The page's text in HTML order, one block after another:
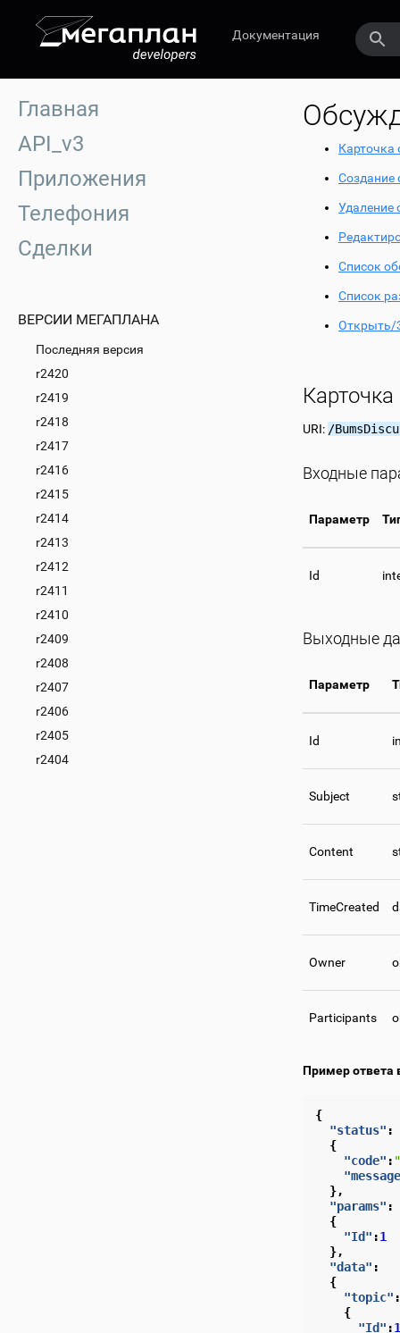
Документация
Главная
API_v3
Приложения
Телефония
Сделки
ВЕРСИИ МЕГАПЛАНА
Последняя версия
r2420
r2419
r2418
r2417
r2416
r2415
r2414
r2413
r2412
r2411
r2410
r2409
r2408
r2407
r2406
r2405
r2404
Карточка
Создание
Удаление
Список
Список
Открыть/
URI: /
Входные
Параметр
Id
Выходные
Параметр
Id
Subject
Content
TimeCreated
Owner
Participants
Пример ответа
{
"status" :
{
"code" :
},
"params" :
{
"Id" :1
},
"data" :
{
"topic" :
{
"Id" :1